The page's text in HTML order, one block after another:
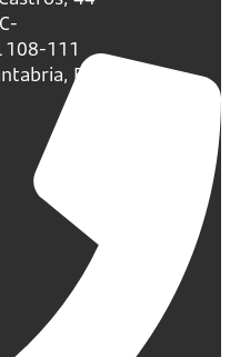
108-111
España.